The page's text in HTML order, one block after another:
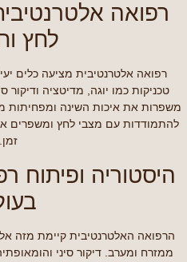
רפואה
לחץ
רפואה אלטרנטיבית מציעה כלים
טכניקות כמו יוגה, מדיטציה ודיקור
משפרות את איכות השינה ומפחיתות
להתמודדות עם מצבי לחץ ומשפרים
זמן.
היסטוריה ופיתוח
הרפואה האלטרנטיבית קיימת מזה
ממזרח ומערב. דיקור סיני